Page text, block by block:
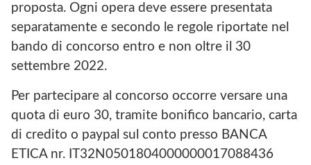
proposta. Ogni opera deve essere presentata
separatamente e secondo le regole riportate nel
bando di concorso entro e non oltre il 30
settembre 2022.
Per partecipare al concorso occorre versare una
quota di euro 30, tramite bonifico bancario, carta
di credito o paypal sul conto presso BANCA
ETICA nr. IT32N0501804000000017088436